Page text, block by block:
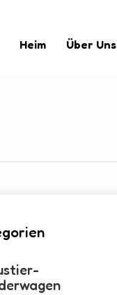
Heim Über Uns